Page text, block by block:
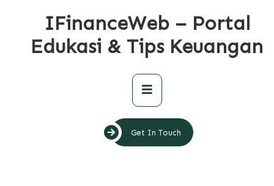
IFinanceWeb – Portal
Edukasi & Tips Keuangan
Primary
Menu
Get In Touch